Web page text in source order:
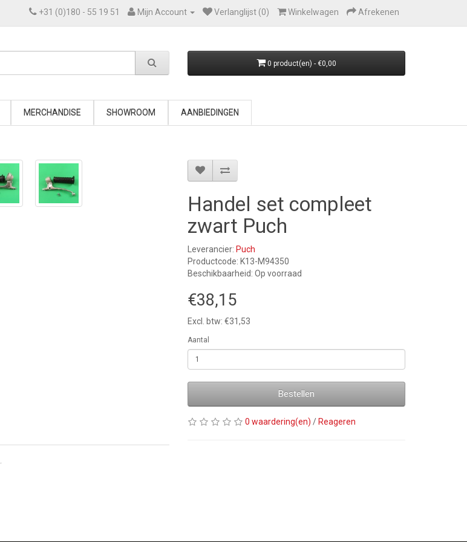
+31 (0)180 - 55 19 51 Mijn Account Verlanglijst (0) Winkelwagen Afrekenen
0 product(en) - €0,00
MERCHANDISE SHOWROOM AANBIEDINGEN
Handel set compleet
zwart Puch
Leverancier: Puch
Productcode: K13-M94350
Beschikbaarheid: Op voorraad
€38,15
Excl. btw: €31,53
Aantal
Bestellen
0 waardering(en) / Reageren